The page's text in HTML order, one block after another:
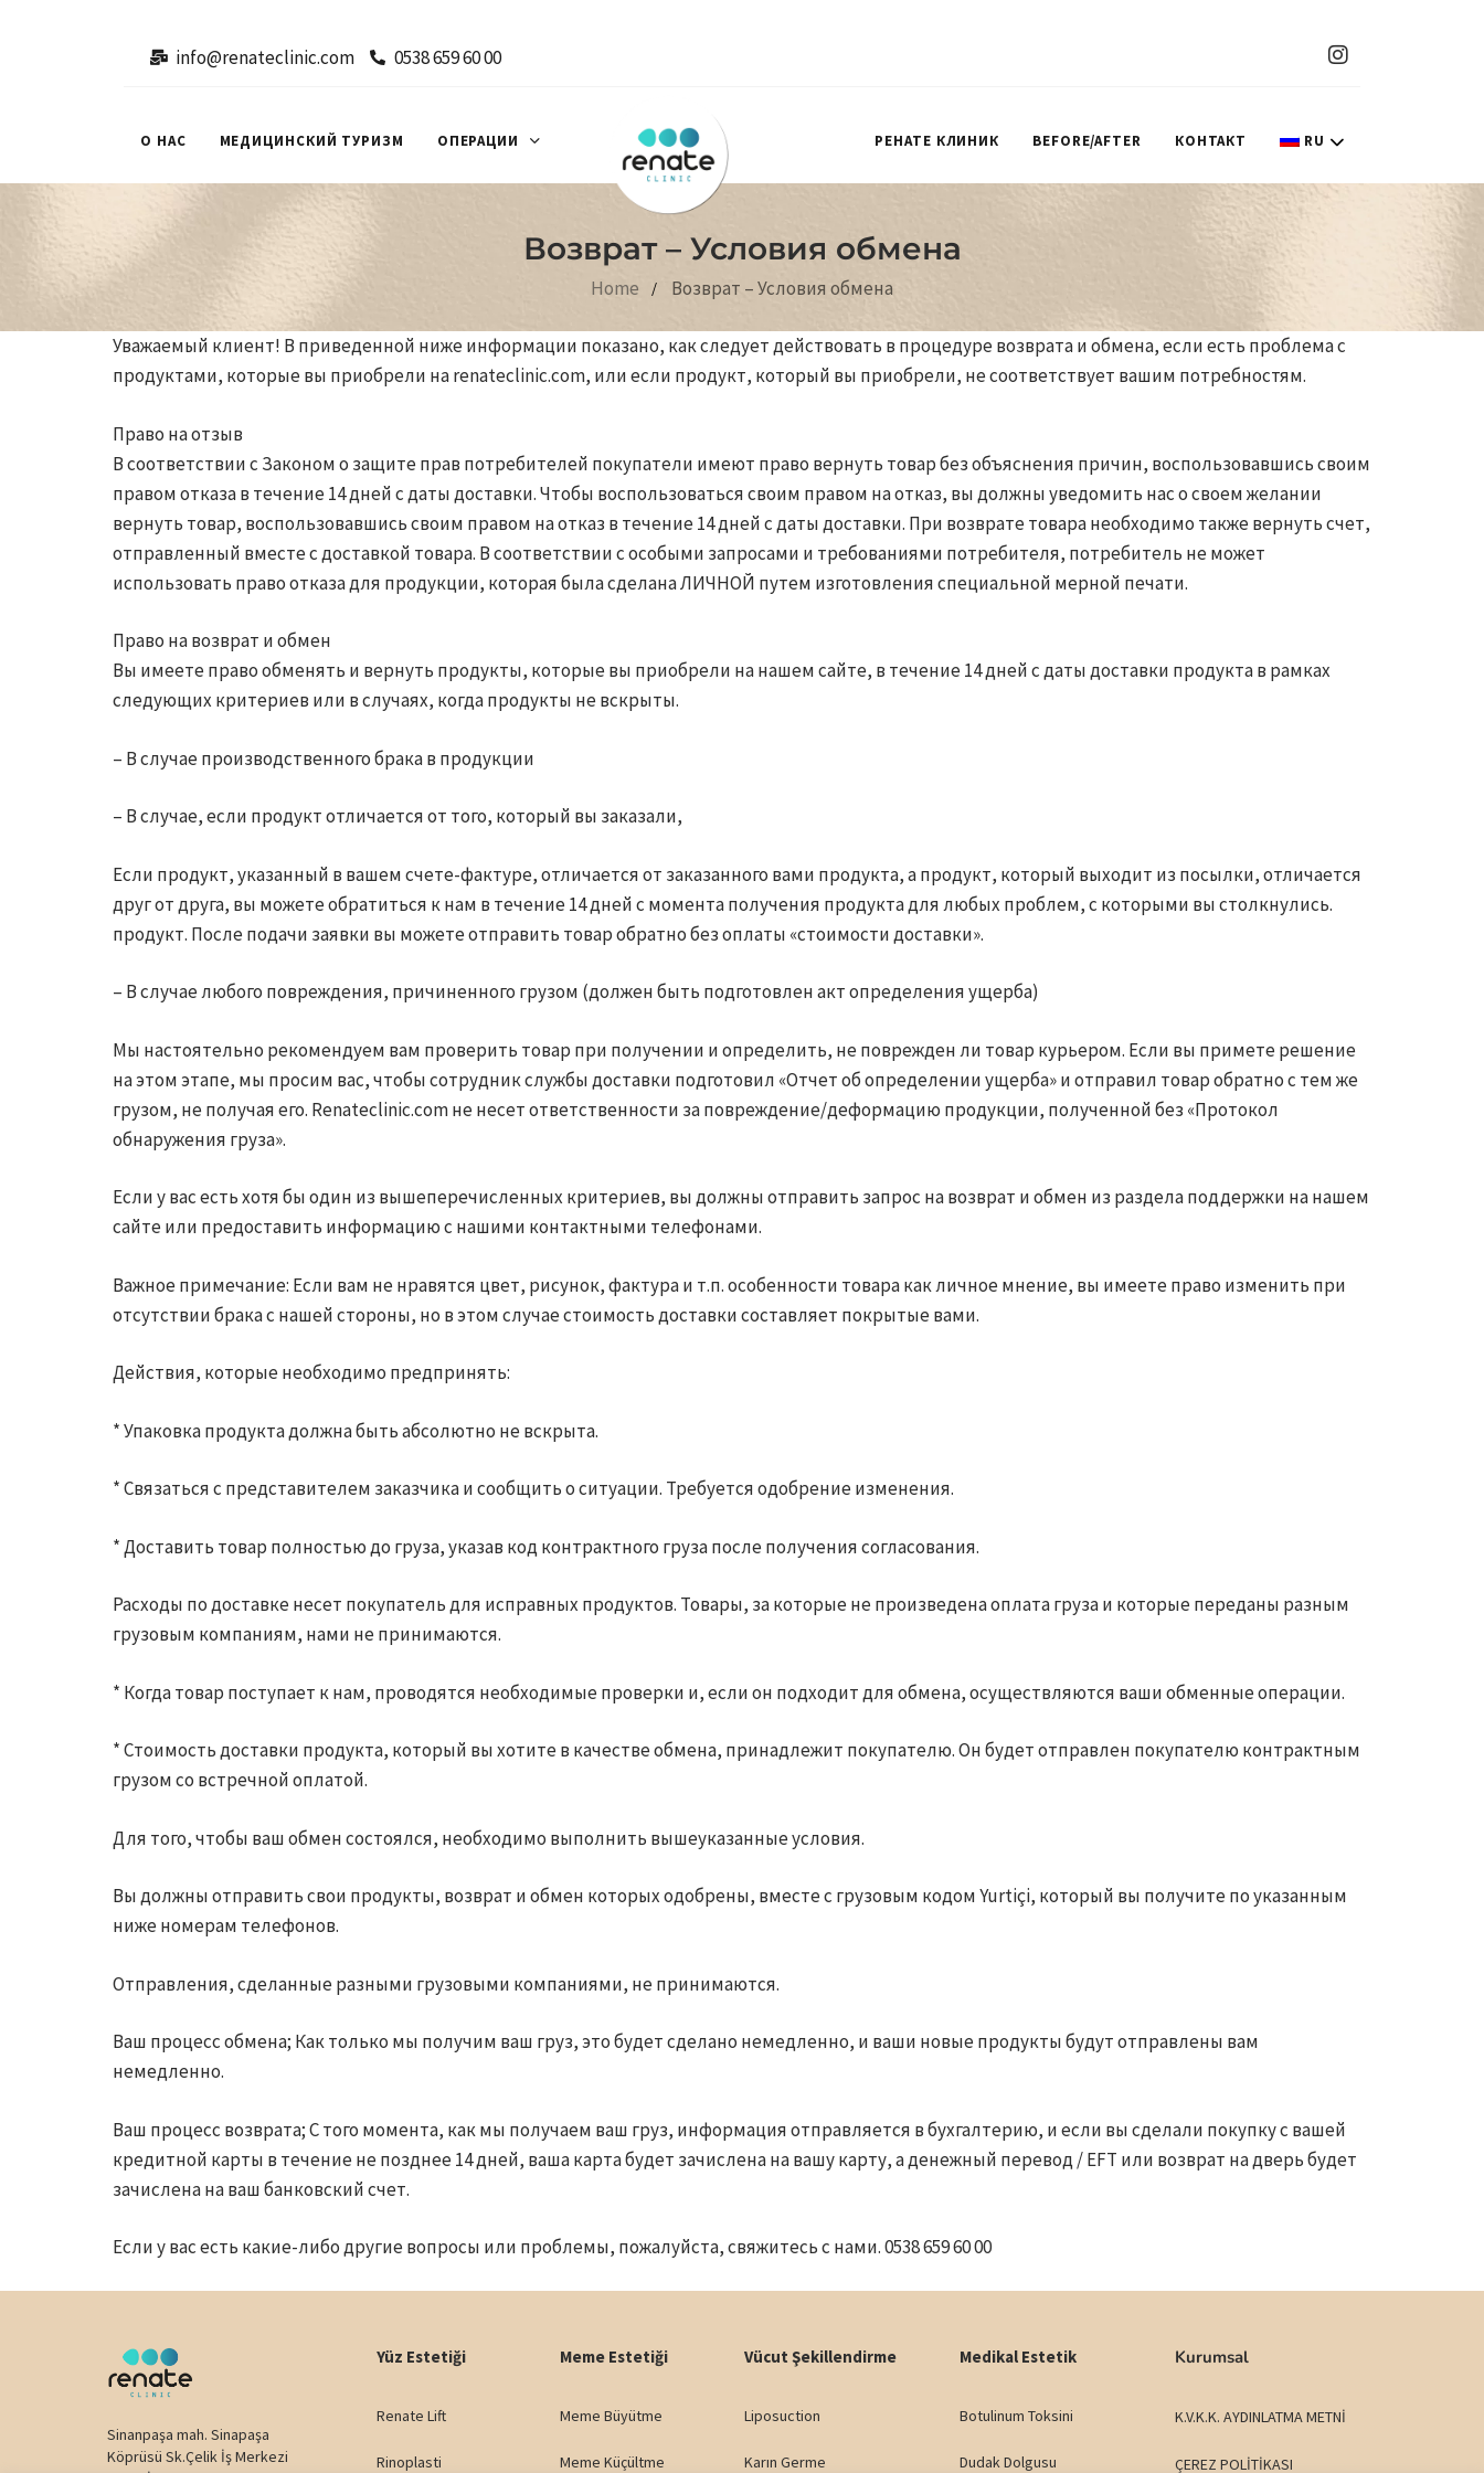
info@renateclinic.com 0538 659 60 00
О НАС МЕДИЦИНСКИЙ ТУРИЗМ ОПЕРАЦИИ РЕНАТЕ КЛИНИК BEFORE/AFTER КОНТАКТ RU
Возврат – Условия обмена
Home Возврат – Условия обмена
Уважаемый клиент! В приведенной ниже информации показано, как следует действовать в процедуре возврата и обмена, если есть проблема с
продуктами, которые вы приобрели на renateclinic.com, или если продукт, который вы приобрели, не соответствует вашим потребностям.
Право на отзыв
В соответствии с Законом о защите прав потребителей покупатели имеют право вернуть товар без объяснения причин, воспользовавшись своим
правом отказа в течение 14 дней с даты доставки. Чтобы воспользоваться своим правом на отказ, вы должны уведомить нас о своем желании
вернуть товар, воспользовавшись своим правом на отказ в течение 14 дней с даты доставки. При возврате товара необходимо также вернуть счет,
отправленный вместе с доставкой товара. В соответствии с особыми запросами и требованиями потребителя, потребитель не может
использовать право отказа для продукции, которая была сделана ЛИЧНОЙ путем изготовления специальной мерной печати.
Право на возврат и обмен
Вы имеете право обменять и вернуть продукты, которые вы приобрели на нашем сайте, в течение 14 дней с даты доставки продукта в рамках
следующих критериев или в случаях, когда продукты не вскрыты.
– В случае производственного брака в продукции
– В случае, если продукт отличается от того, который вы заказали,
Если продукт, указанный в вашем счете-фактуре, отличается от заказанного вами продукта, а продукт, который выходит из посылки, отличается
друг от друга, вы можете обратиться к нам в течение 14 дней с момента получения продукта для любых проблем, с которыми вы столкнулись.
продукт. После подачи заявки вы можете отправить товар обратно без оплаты «стоимости доставки».
– В случае любого повреждения, причиненного грузом (должен быть подготовлен акт определения ущерба)
Мы настоятельно рекомендуем вам проверить товар при получении и определить, не поврежден ли товар курьером. Если вы примете решение
на этом этапе, мы просим вас, чтобы сотрудник службы доставки подготовил «Отчет об определении ущерба» и отправил товар обратно с тем же
грузом, не получая его. Renateclinic.com не несет ответственности за повреждение/деформацию продукции, полученной без «Протокол
обнаружения груза».
Если у вас есть хотя бы один из вышеперечисленных критериев, вы должны отправить запрос на возврат и обмен из раздела поддержки на нашем
сайте или предоставить информацию с нашими контактными телефонами.
Важное примечание: Если вам не нравятся цвет, рисунок, фактура и т.п. особенности товара как личное мнение, вы имеете право изменить при
отсутствии брака с нашей стороны, но в этом случае стоимость доставки составляет покрытые вами.
Действия, которые необходимо предпринять:
* Упаковка продукта должна быть абсолютно не вскрыта.
* Связаться с представителем заказчика и сообщить о ситуации. Требуется одобрение изменения.
* Доставить товар полностью до груза, указав код контрактного груза после получения согласования.
Расходы по доставке несет покупатель для исправных продуктов. Товары, за которые не произведена оплата груза и которые переданы разным
грузовым компаниям, нами не принимаются.
* Когда товар поступает к нам, проводятся необходимые проверки и, если он подходит для обмена, осуществляются ваши обменные операции.
* Стоимость доставки продукта, который вы хотите в качестве обмена, принадлежит покупателю. Он будет отправлен покупателю контрактным
грузом со встречной оплатой.
Для того, чтобы ваш обмен состоялся, необходимо выполнить вышеуказанные условия.
Вы должны отправить свои продукты, возврат и обмен которых одобрены, вместе с грузовым кодом Yurtiçi, который вы получите по указанным
ниже номерам телефонов.
Отправления, сделанные разными грузовыми компаниями, не принимаются.
Ваш процесс обмена; Как только мы получим ваш груз, это будет сделано немедленно, и ваши новые продукты будут отправлены вам
немедленно.
Ваш процесс возврата; С того момента, как мы получаем ваш груз, информация отправляется в бухгалтерию, и если вы сделали покупку с вашей
кредитной карты в течение не позднее 14 дней, ваша карта будет зачислена на вашу карту, а денежный перевод / EFT или возврат на дверь будет
зачислена на ваш банковский счет.
Если у вас есть какие-либо другие вопросы или проблемы, пожалуйста, свяжитесь с нами. 0538 659 60 00
Sinanpaşa mah. Sinapaşa
Köprüsü Sk.Çelik İş Merkezi
Yüz Estetiği
Renate Lift
Rinoplasti
Meme Estetiği
Meme Büyütme
Meme Küçültme
Vücut Şekillendirme
Liposuction
Karın Germe
Medikal Estetik
Botulinum Toksini
Dudak Dolgusu
Kurumsal
K.V.K.K. AYDINLATMA METNİ
ÇEREZ POLİTİKASI